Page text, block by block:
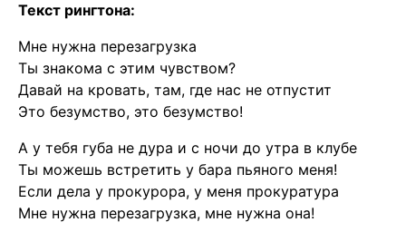
Текст рингтона:
Мне нужна перезагрузка
Ты знакома с этим чувством?
Давай на кровать, там, где нас не отпустит
Это безумство, это безумство!
А у тебя губа не дура и с ночи до утра в клубе
Ты можешь встретить у бара пьяного меня!
Если дела у прокурора, у меня прокуратура
Мне нужна перезагрузка, мне нужна она!